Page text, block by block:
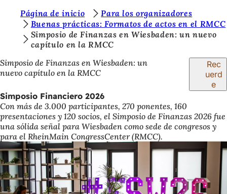
Saltar al contenido
á
s
a
q
u
í
:
Página de inicio
Para los organizadores
Buenas prácticas: Formatos de actos en el RMCC
Simposio de Finanzas en Wiesbaden: un nuevo
capítulo en la RMCC
Simposio de Finanzas en Wiesbaden: un
nuevo capítulo en la RMCC
Rec
uerd
e
Simposio Financiero 2026
Con más de 3.000 participantes, 270 ponentes, 160
presentaciones y 120 socios, el Simposio de Finanzas 2026 fue
una sólida señal para Wiesbaden como sede de congresos y
para el RheinMain CongressCenter (RMCC).